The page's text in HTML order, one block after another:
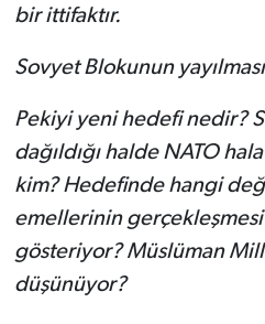
bir ittifaktır.
Sovyet Blokunun
Pekiyi yeni hedefi nedir?
dağıldığı halde NATO
kim? Hedefinde hangi
emellerinin
gösteriyor? Müslüman
düşünüyor?
TASAVVUF
YAŞAM VE ÇEVRE